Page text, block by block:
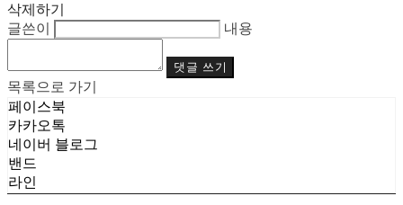
삭제하기
글쓴이
내용
댓글 쓰기
목록으로 가기
페이스북
카카오톡
네이버 블로그
밴드
라인